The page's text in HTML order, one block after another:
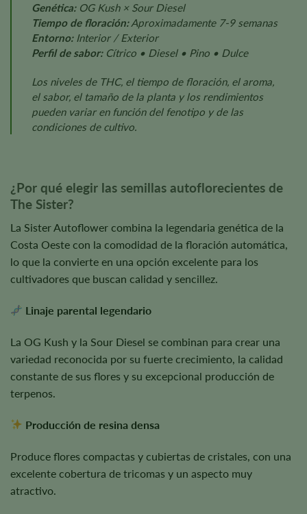
Genética:OG Kush × Sour Diesel
Tiempo de floración:Aproximadamente 7-9 semanas
Entorno:Interior / Exterior
Perfil de sabor:Cítrico • Diesel • Pino • Dulce
Los niveles de THC, el tiempo de floración, el aroma,
el sabor, el tamaño de la planta y los rendimientos
pueden variar en función del fenotipo y de las
condiciones de cultivo.
¿Por qué elegir las semillas autoflorecientes de
The Sister?
La Sister Autoflower combina la legendaria genética de la
Costa Oeste con la comodidad de la floración automática,
lo que la convierte en una opción excelente para los
cultivadores que buscan calidad y sencillez.
Linaje parental legendario
La OG Kush y la Sour Diesel se combinan para crear una
variedad reconocida por su fuerte crecimiento, la calidad
constante de sus flores y su excepcional producción de
terpenos.
Producción de resina densa
Produce flores compactas y cubiertas de cristales, con una
excelente cobertura de tricomas y un aspecto muy
atractivo.